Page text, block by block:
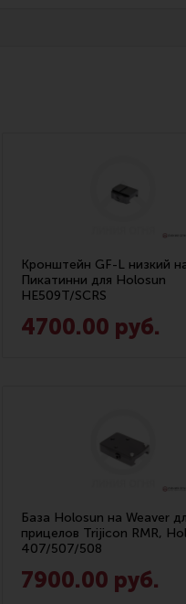
Кронштейн GF-L низкий
Пикатинни для Holosun
HE509T/SCRS
4700.00 руб.
База Holosun на Weaver
прицелов Trijicon RMR,
407/507/508
7900.00 руб.